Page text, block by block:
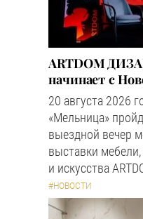
ARTDOM
начинает с
20 августа 2026
«Мельница»
выездной вечер
выставки
и искусства
#НОВОСТИ